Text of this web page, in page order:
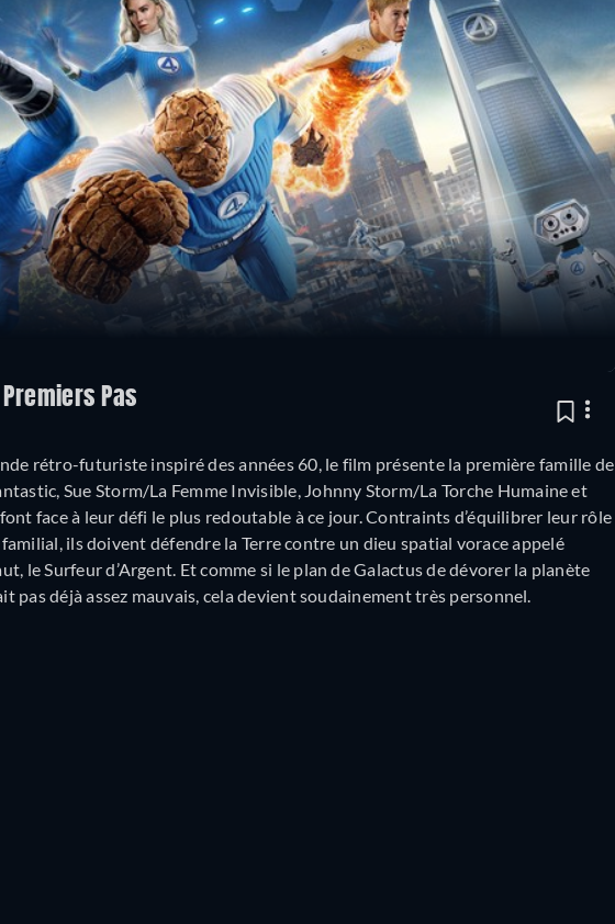
Pas
rétro-futuriste inspiré des années 60, le film présente la première famille de
Sue Storm/La Femme Invisible, Johnny Storm/La Torche Humaine et
face à leur défi le plus redoutable à ce jour. Contraints d’équilibrer leur rôle
ils doivent défendre la Terre contre un dieu spatial vorace appelé
le Surfeur d’Argent. Et comme si le plan de Galactus de dévorer la planète
pas déjà assez mauvais, cela devient soudainement très personnel.